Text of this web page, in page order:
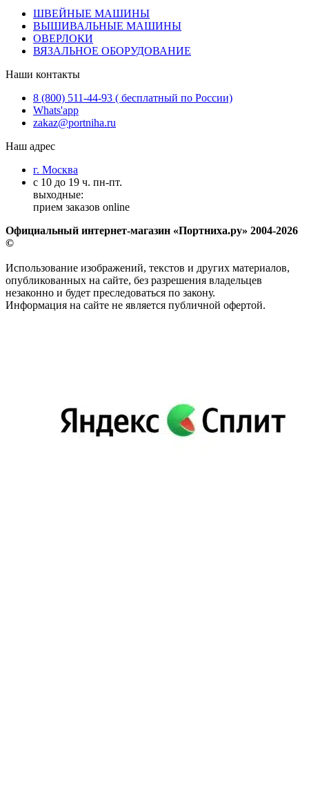
ШВЕЙНЫЕ МАШИНЫ
ВЫШИВАЛЬНЫЕ МАШИНЫ
ОВЕРЛОКИ
ВЯЗАЛЬНОЕ ОБОРУДОВАНИЕ
Наши контакты
8 (800) 511-44-93 ( бесплатный по России)
Whats'app
zakaz@portniha.ru
Наш адрес
г. Москва
с 10 до 19 ч. пн-пт.
выходные:
прием заказов online
Официальный интернет-магазин «Портниха.ру» 2004-2026
©
Использование изображений, текстов и других материалов,
опубликованных на сайте, без разрешения владельцев
незаконно и будет преследоваться по закону.
Информация на сайте не является публичной офертой.